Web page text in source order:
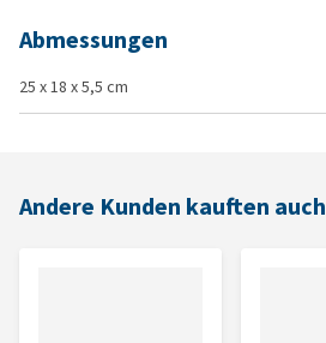
Abmessungen
25 x 18 x 5,5 cm
Andere Kunden kauften auch